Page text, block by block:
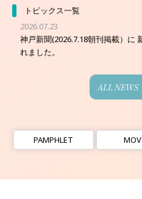
トピックス一覧
2026.07.23
神戸新聞(2026.7.18朝刊掲載）に
れました。
ALL NEWS
PAMPHLET